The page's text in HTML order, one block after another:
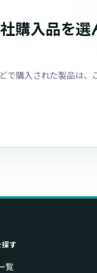
購入品を選
で購入された製品は、
探す
覧